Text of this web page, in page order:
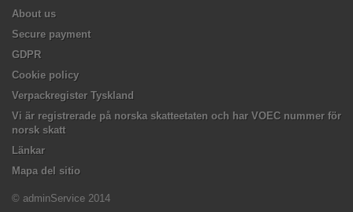
About us
Secure payment
GDPR
Cookie policy
Verpackregister Tyskland
Vi är registrerade på norska skatteetaten och har VOEC nummer för
norsk skatt
Länkar
Mapa del sitio
© adminService 2014